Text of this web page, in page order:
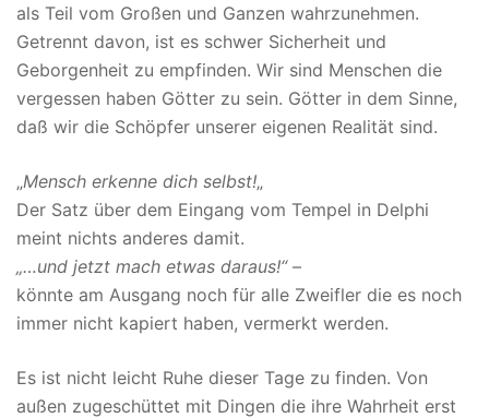
als Teil vom Großen und Ganzen wahrzunehmen.
Getrennt davon, ist es schwer Sicherheit und
Geborgenheit zu empfinden. Wir sind Menschen die
vergessen haben Götter zu sein. Götter in dem Sinne,
daß wir die Schöpfer unserer eigenen Realität sind.
„Mensch erkenne dich selbst!„
Der Satz über dem Eingang vom Tempel in Delphi
meint nichts anderes damit.
„…und jetzt mach etwas daraus!“–
könnte am Ausgang noch für alle Zweifler die es noch
immer nicht kapiert haben, vermerkt werden.
Es ist nicht leicht Ruhe dieser Tage zu finden. Von
außen zugeschüttet mit Dingen die ihre Wahrheit erst